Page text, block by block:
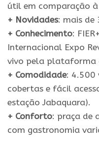
útil em comparação
+ Novidades: mais de
+ Conhecimento:
Internacional Expo
vivo pela plataforma
+ Comodidade: 4.500
cobertas e fácil
estação Jabaquara).
+ Conforto: praça de
com gastronomia